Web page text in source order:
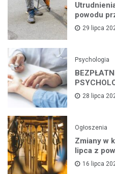
powodu
29 lipca
Psychologia
28 lipca
Ogłoszenia
Zmiany w
lipca z
16 lipca